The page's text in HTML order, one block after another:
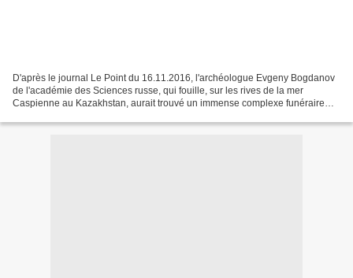
D'après le journal Le Point du 16.11.2016, l'archéologue Evgeny Bogdanov
de l'académie des Sciences russe, qui fouille, sur les rives de la mer
Caspienne au Kazakhstan, aurait trouvé un immense complexe funéraire